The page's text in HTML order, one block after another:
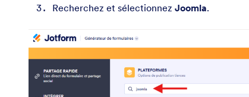
Recherchez et sélectionnez Joomla.